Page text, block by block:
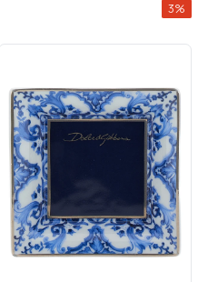
3%